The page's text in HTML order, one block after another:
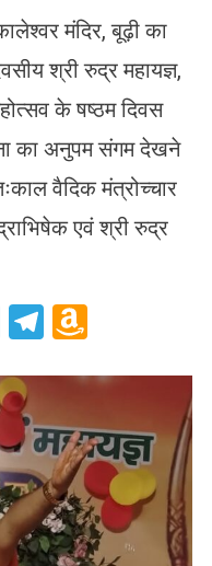
मंदिर, बूढ़ी का
श्री रुद्र महायज्ञ,
के षष्ठम दिवस
का अनुपम संगम देखने
वैदिक मंत्रोच्चार
एवं श्री रुद्र
LinkedIn
Telegram
List